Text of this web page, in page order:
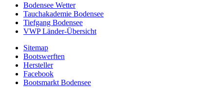
Bodensee Wetter
Tauchakademie Bodensee
Tiefgang Bodensee
VWP Länder-Übersicht
Sitemap
Bootswerften
Hersteller
Facebook
Bootsmarkt Bodensee